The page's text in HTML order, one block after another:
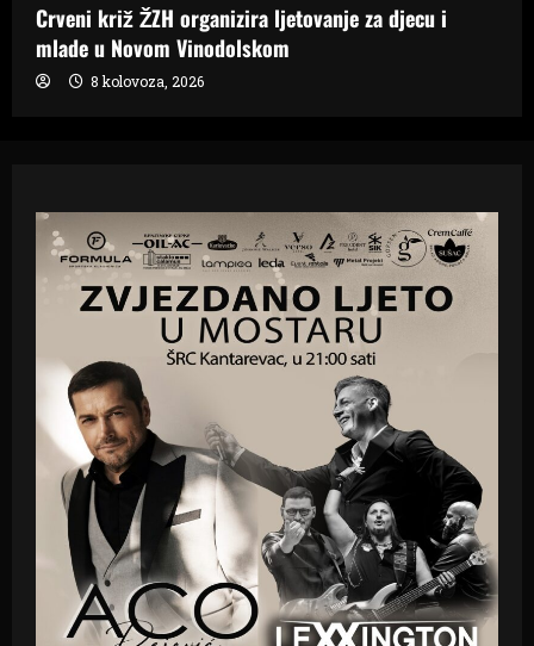
Crveni križ ŽZH organizira ljetovanje za djecu i
mlade u Novom Vinodolskom
8 kolovoza, 2026